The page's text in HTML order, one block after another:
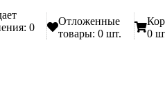
0
Отложенные
товары: 0 шт.
0